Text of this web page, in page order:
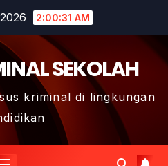
2:00:32 AM
SEKOLAH
kriminal di lingkungan